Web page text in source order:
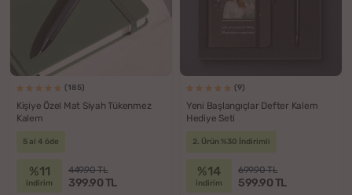
(185)
Kişiye Özel Mat Siyah Tükenmez
Kalem
5 al 4 öde
%11
indirim
449.90 TL
399.90 TL
(9)
Yeni Başlangıçlar Defter Kalem
Hediye Seti
2. Ürün %30 İndirimli
%14
indirim
699.90 TL
599.90 TL